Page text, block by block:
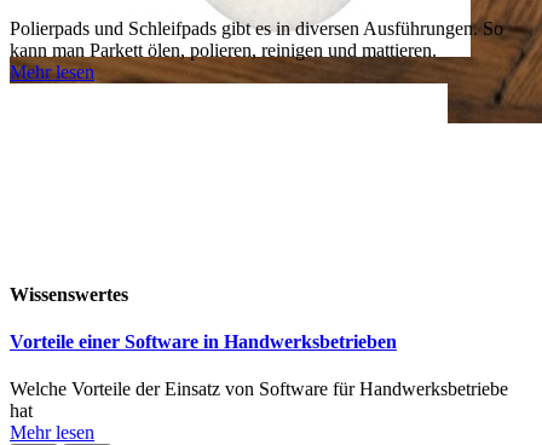
Polierpads und Schleifpads gibt es in diversen Ausführungen. So
kann man Parkett ölen, polieren, reinigen und mattieren.
Mehr lesen
Wissenswertes
Vorteile einer Software in Handwerksbetrieben
Welche Vorteile der Einsatz von Software für Handwerksbetriebe
hat
Mehr lesen